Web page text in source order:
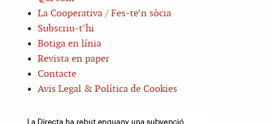
La Cooperativa / Fes-te’n sòcia
Subscriu-t’hi
Botiga en línia
Revista en paper
Contacte
Avis Legal & Política de Cookies